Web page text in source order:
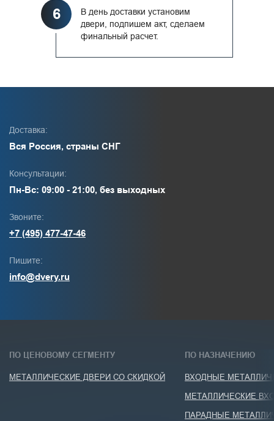
6
В день доставки установим
двери, подпишем акт, сделаем
финальный расчет.
Доставка:
Вся Россия, страны СНГ
Консультации:
Пн-Вс: 09:00 - 21:00, без выходных
Звоните:
+7 (495) 477-47-46
Пишите:
info@dvery.ru
ПО ЦЕНОВОМУ СЕГМЕНТУ
МЕТАЛЛИЧЕСКИЕ ДВЕРИ СО СКИДКОЙ
ПО НАЗНАЧЕНИЮ
ВХОДНЫЕ
МЕТАЛЛИЧЕСКИЕ
ПАРАДНЫЕ